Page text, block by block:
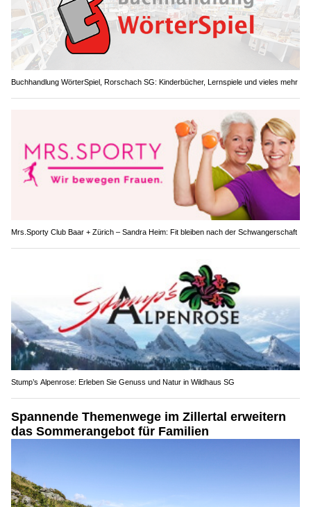
Buchhandlung WörterSpiel, Rorschach SG: Kinderbücher, Lernspiele und vieles mehr
Mrs.Sporty Club Baar + Zürich – Sandra Heim: Fit bleiben nach der Schwangerschaft
Stump’s Alpenrose: Erleben Sie Genuss und Natur in Wildhaus SG
Spannende Themenwege im Zillertal erweitern
das Sommerangebot für Familien